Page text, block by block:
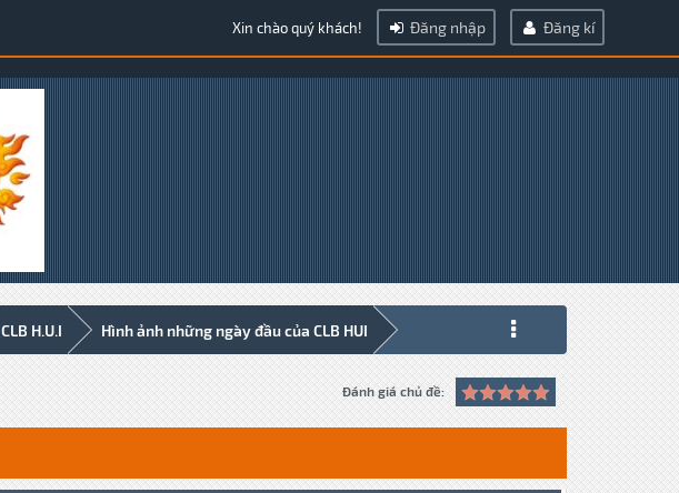
Xin chào quý khách! Đăng nhập Đăng kí
CLB H.U.I Hình ảnh những ngày đầu của CLB HUI
Đánh giá chủ đề: